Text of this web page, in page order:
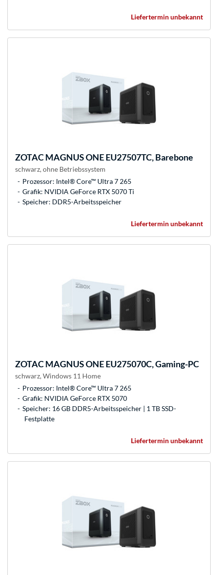
Liefertermin unbekannt
ZOTACMAGNUS ONE EU27507TC, Barebone
schwarz, ohne Betriebssystem
Prozessor: Intel® Core™ Ultra 7 265
Grafik: NVIDIA GeForce RTX 5070 Ti
Speicher: DDR5-Arbeitsspeicher
Liefertermin unbekannt
ZOTACMAGNUS ONE EU275070C, Gaming-PC
schwarz, Windows 11 Home
Prozessor: Intel® Core™ Ultra 7 265
Grafik: NVIDIA GeForce RTX 5070
Speicher: 16 GB DDR5-Arbeitsspeicher | 1 TB SSD-
Festplatte
Liefertermin unbekannt